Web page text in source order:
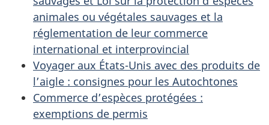
animales ou végétales sauvages et la
réglementation de leur commerce
international et interprovincial
Voyager aux États-Unis avec des produits de
l’aigle : consignes pour les Autochtones
Commerce d’espèces protégées :
exemptions de permis